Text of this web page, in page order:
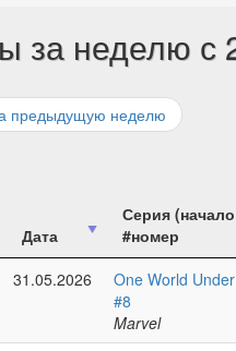
за неделю с
предыдущую неделю
Дата
Серия
#номер
31.05.2026
One World
#8
Marvel